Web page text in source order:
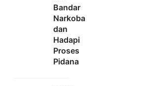
Bandar
Narkoba
dan
Hadapi
Proses
Pidana